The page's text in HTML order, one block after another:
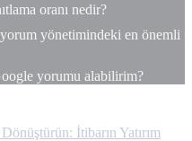
oranı nedir?
yönetimindeki en önemli
yorumu alabilirim?
İtibarın Yatırım